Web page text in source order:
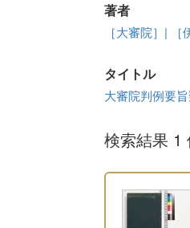
著者
［大審院］|
タイトル
大審院判例要
検索結果 1